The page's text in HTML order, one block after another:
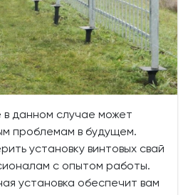
данном случае может
проблемам в будущем.
установку винтовых свай
с опытом работы.
установка обеспечит вам